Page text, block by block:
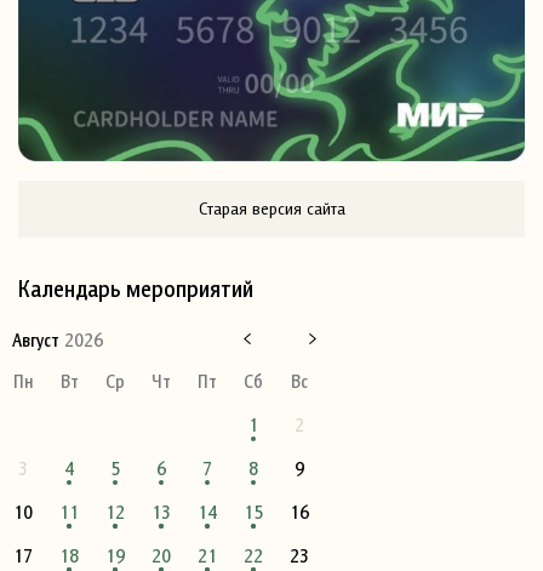
Старая версия сайта
Календарь мероприятий
Август 2026
Пн
Вт Ср Чт Пт Сб
Вс
1
2
3
4 5 6 7 8
9
10
11 12 13 14 15
16
17
18 19 20 21 22
23